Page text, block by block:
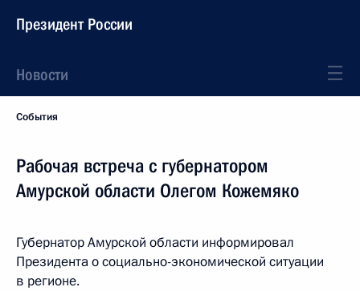
Президент России
Новости
События
Рабочая встреча с губернатором
Амурской области Олегом Кожемяко
Губернатор Амурской области информировал
Президента о социально-экономической ситуации
в регионе.